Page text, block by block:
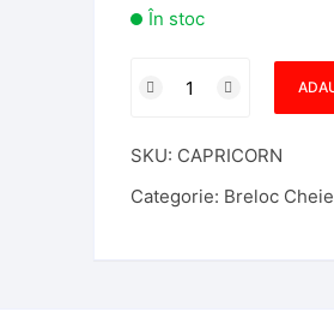
În stoc
BRELOC
CAPRICORN
SKU: CAPRICORN
Categorie: Breloc Cheie